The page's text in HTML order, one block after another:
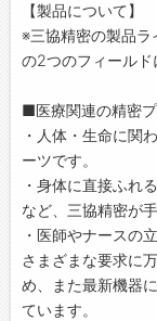
【製品について】
※三協精密の製品
の2つのフィールド
■医療関連の精密
・人体・生命に関
ーツです。
・身体に直接ふれ
など、三協精密が
・医師やナースの
さまざまな要求に
め、また最新機器
ています。